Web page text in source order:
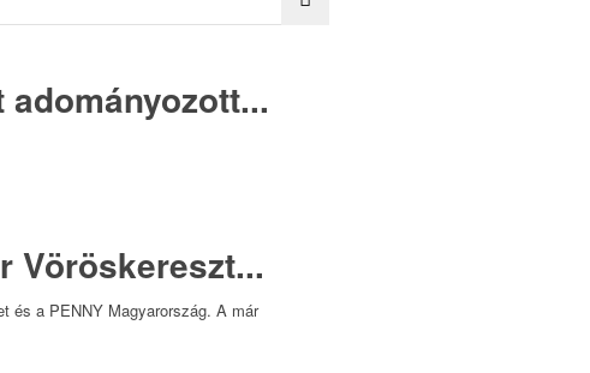
Vöröskereszt...
és a PENNY Magyarország. A már